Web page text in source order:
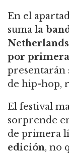
En el
suma la
por
presentarán
de hip-hop,
El festival
sorprende
de primera
edición, no